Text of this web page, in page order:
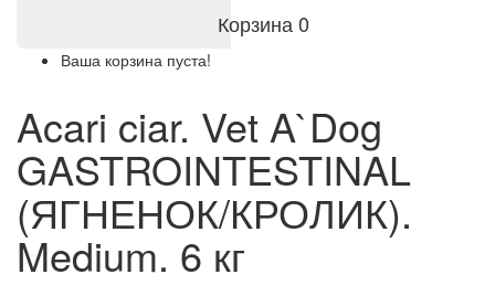
Корзина0
Ваша корзина пуста!
Acari ciar. Vet A`Dog
GASTROINTESTINAL
(ЯГНЕНОК/КРОЛИК).
Medium. 6 кг